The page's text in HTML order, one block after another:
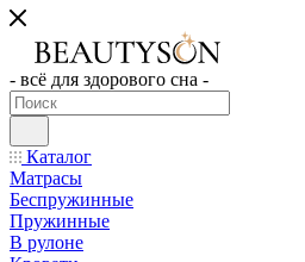
- всё для здорового сна -
Каталог
Матрасы
Беспружинные
Пружинные
В рулоне